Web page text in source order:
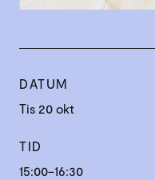
DATUM
Tis 20 okt
TID
15:00–16:30